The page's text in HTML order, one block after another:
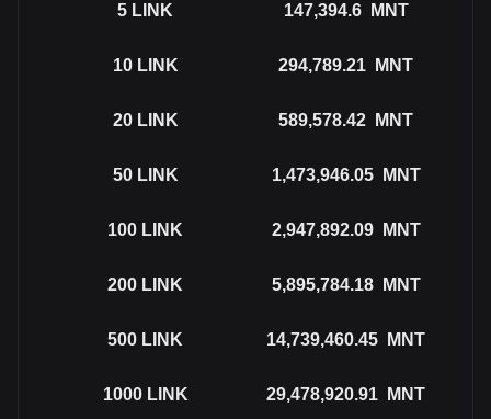
5 LINK 147,394.6 MNT
10 LINK 294,789.21 MNT
20 LINK 589,578.42 MNT
50 LINK 1,473,946.05 MNT
100 LINK 2,947,892.09 MNT
200 LINK 5,895,784.18 MNT
500 LINK 14,739,460.45 MNT
1000 LINK 29,478,920.91 MNT